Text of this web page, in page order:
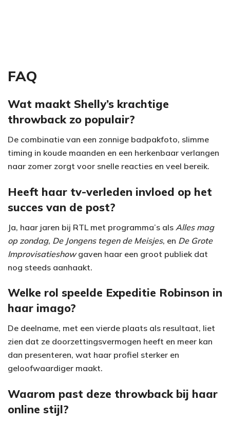
FAQ
Wat maakt Shelly’s krachtige
throwback zo populair?
De combinatie van een zonnige badpakfoto, slimme
timing in koude maanden en een herkenbaar verlangen
naar zomer zorgt voor snelle reacties en veel bereik.
Heeft haar tv-verleden invloed op het
succes van de post?
Ja, haar jaren bij RTL met programma’s als Alles mag
op zondag, De Jongens tegen de Meisjes, en De Grote
Improvisatieshowgaven haar een groot publiek dat
nog steeds aanhaakt.
Welke rol speelde Expeditie Robinson in
haar imago?
De deelname, met een vierde plaats als resultaat, liet
zien dat ze doorzettingsvermogen heeft en meer kan
dan presenteren, wat haar profiel sterker en
geloofwaardiger maakt.
Waarom past deze throwback bij haar
online stijl?